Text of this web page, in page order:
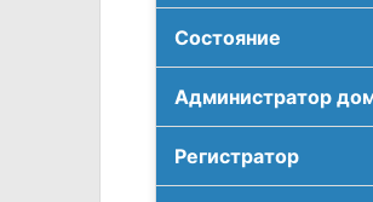
Соcтояние
Администратор
Регистратор